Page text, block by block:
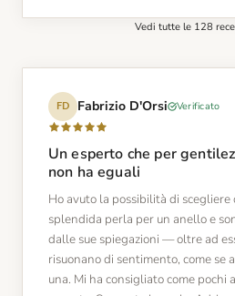
Vedi tutte le 128
FD Fabrizio D'Orsi Verificato
Un esperto che per
non ha eguali
Ho avuto la possibilità di scegliere
splendida perla per un anello e
dalle sue spiegazioni — oltre ad
risuonano di sentimento, come se
una. Mi ha consigliato come pochi